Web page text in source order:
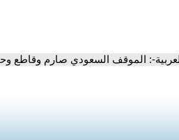
: الموقف السعودي صارم وقاطع